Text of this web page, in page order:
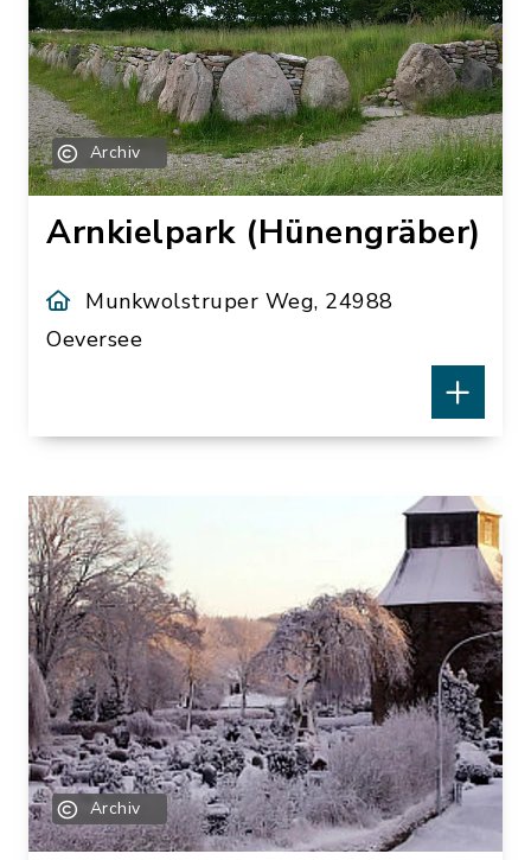
Archiv
Arnkielpark (Hünengräber)
Munkwolstruper Weg, 24988
Oeversee
Vor über 5500 Jahren wurden bei
Munkwolstrup in der Jungsteinzeit (4200
– 1700 v. Chr.) sieben Großsteingräber
angelegt. An dieser Stelle befindet sich
heute der archäologisch-landeskundliche
Arnkiel-Park. Ein Infopavillon und
zahlreiche mehrsprachige Info-Tafeln
lassen hier die Geschichte der
Grabstätten, ihrer Erbauer und späterer
Archiv